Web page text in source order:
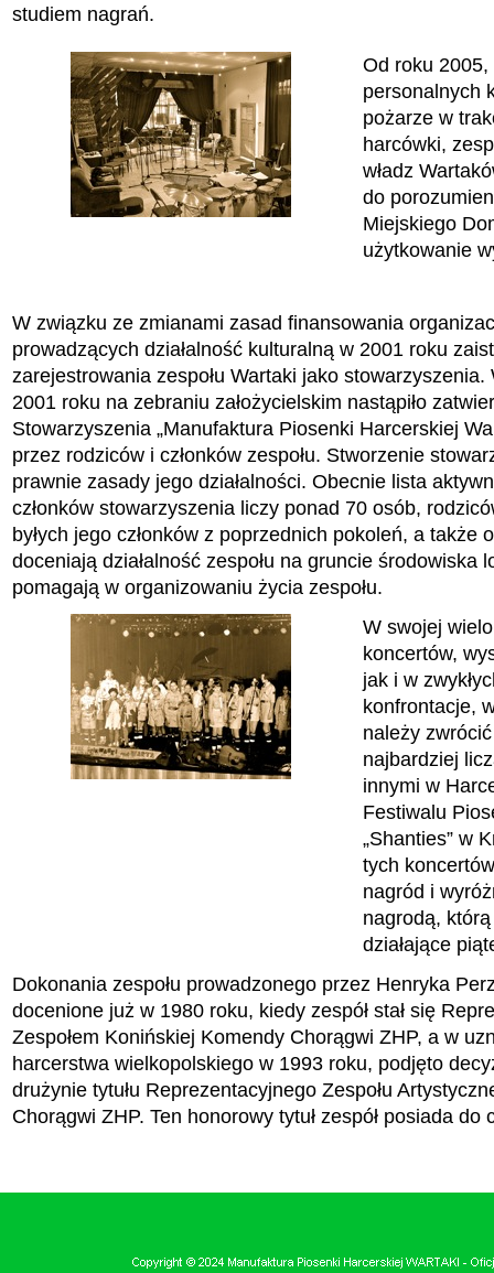
studiem nagrań.
Od roku 2005,
personalnych
pożarze w
harcówki,
władz
do
Miejskiego
użytkowanie
W związku ze zmianami zasad finansowania
prowadzących działalność kulturalną w 2001 roku
zarejestrowania zespołu Wartaki jako
2001 roku na zebraniu założycielskim nastąpiło
Stowarzyszenia „Manufaktura Piosenki Harcerskiej
przez rodziców i członków zespołu. Stworzenie
prawnie zasady jego działalności. Obecnie lista
członków stowarzyszenia liczy ponad 70 osób,
byłych jego członków z poprzednich pokoleń, a także
doceniają działalność zespołu na gruncie środowiska
pomagają w organizowaniu życia zespołu.
W swojej
koncertów,
jak i w
konfrontacje,
należy
najbardziej
innymi w
Festiwalu
„Shanties” w
tych
nagród i
nagrodą,
działające
Dokonania zespołu prowadzonego przez Henryka
docenione już w 1980 roku, kiedy zespół stał się
Zespołem Konińskiej Komendy Chorągwi ZHP, a w
harcerstwa wielkopolskiego w 1993 roku, podjęto
drużynie tytułu Reprezentacyjnego Zespołu
Chorągwi ZHP. Ten honorowy tytuł zespół posiada do